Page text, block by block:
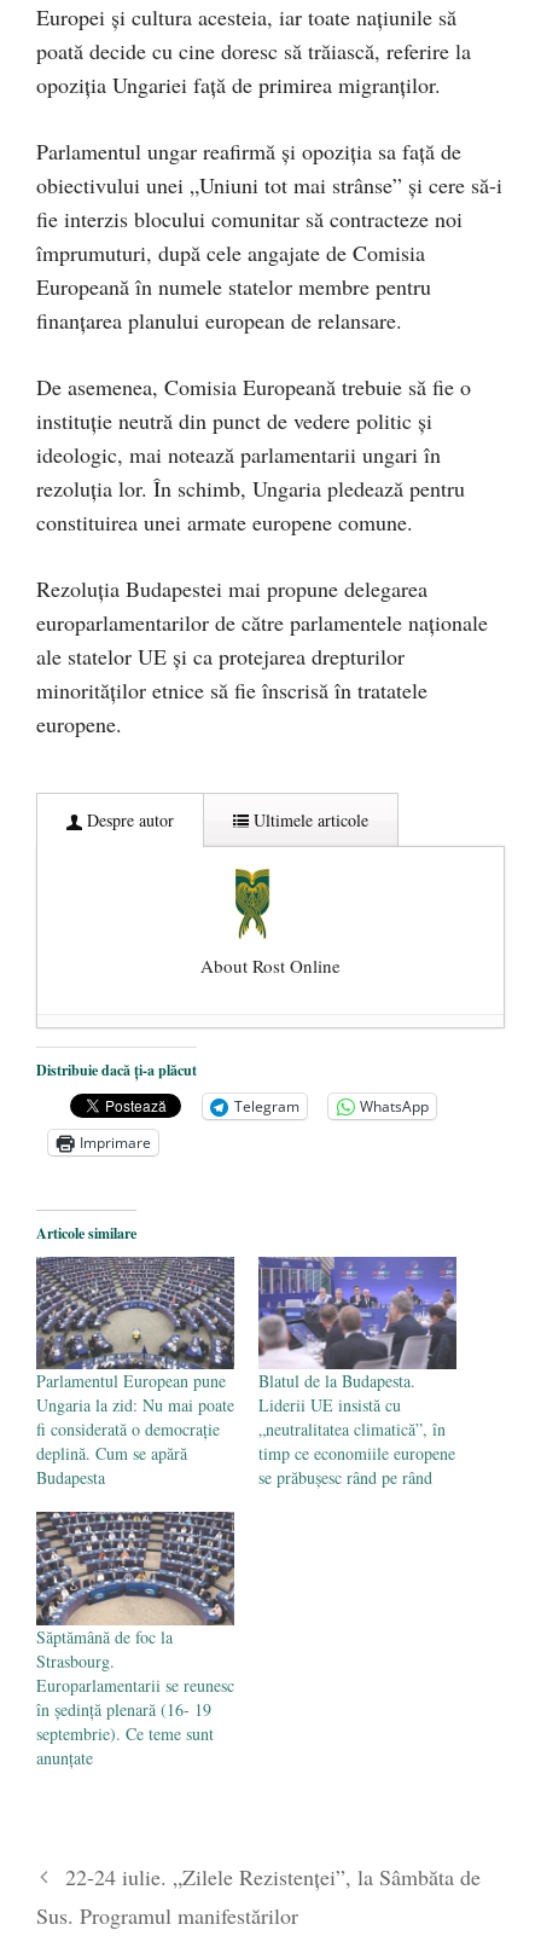
Europei şi cultura acesteia, iar toate naţiunile să
poată decide cu cine doresc să trăiască, referire la
opoziţia Ungariei faţă de primirea migranţilor.
Parlamentul ungar reafirmă şi opoziţia sa faţă de
obiectivului unei „Uniuni tot mai strânse” şi cere să-i
fie interzis blocului comunitar să contracteze noi
împrumuturi, după cele angajate de Comisia
Europeană în numele statelor membre pentru
finanţarea planului european de relansare.
De asemenea, Comisia Europeană trebuie să fie o
instituţie neutră din punct de vedere politic şi
ideologic, mai notează parlamentarii ungari în
rezoluţia lor. În schimb, Ungaria pledează pentru
constituirea unei armate europene comune.
Rezoluţia Budapestei mai propune delegarea
europarlamentarilor de către parlamentele naţionale
ale statelor UE şi ca protejarea drepturilor
minorităţilor etnice să fie înscrisă în tratatele
europene.
Despre autor Ultimele articole
About Rost Online
Dezvăluiri cutremurătoare despre
președintele Ucrainei, Volodymyr
Zelensky
- 13 mai 2026
Statul care servește Națiunea
Legea Vexler produce efecte. Bustul
poetului Octavian Goga, înlăturat din Iași
- 16 aprilie 2026
Distribuie dacă ți-a plăcut
Telegram
WhatsApp
Imprimare
Articole similare
Parlamentul European pune
Ungaria la zid: Nu mai poate
fi considerată o democraţie
deplină. Cum se apără
Budapesta
Blatul de la Budapesta.
Liderii UE insistă cu
„neutralitatea climatică”, în
timp ce economiile europene
se prăbușesc rând pe rând
Săptămână de foc la
Strasbourg.
Europarlamentarii se reunesc
în ședință plenară (16- 19
septembrie). Ce teme sunt
anunțate
22-24 iulie. „Zilele Rezistenței”, la Sâmbăta de
Sus. Programul manifestărilor